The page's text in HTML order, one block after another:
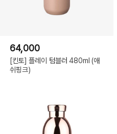
64,000
[킨토] 플레이 텀블러 480ml (애
쉬핑크)